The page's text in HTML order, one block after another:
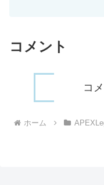
コメント
コ
ホーム